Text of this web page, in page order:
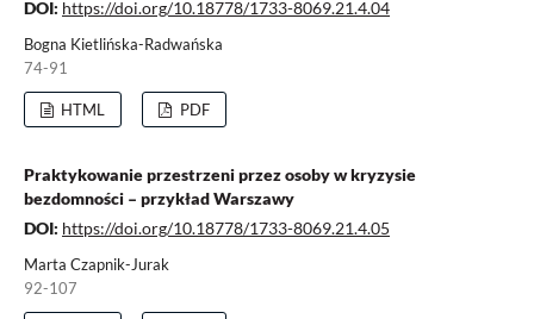
DOI: https://doi.org/10.18778/1733-8069.21.4.04
Bogna Kietlińska-Radwańska
74-91
HTML PDF
Praktykowanie przestrzeni przez osoby w kryzysie
bezdomności – przykład Warszawy
DOI: https://doi.org/10.18778/1733-8069.21.4.05
Marta Czapnik-Jurak
92-107